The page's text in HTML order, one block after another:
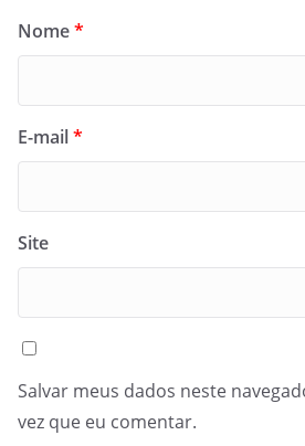
Nome*
E-mail*
Site
Salvar meus dados neste
vez que eu comentar.